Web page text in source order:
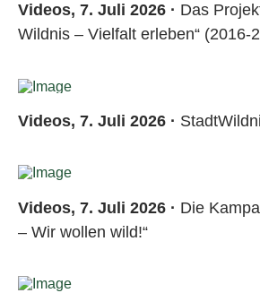
Videos, 7. Juli 2026 · Das
Wildnis – Vielfalt erleben“ (2016-
Videos, 7. Juli 2026 ·
Videos, 7. Juli 2026 · Die
– Wir wollen wild!“